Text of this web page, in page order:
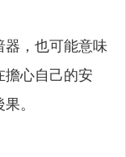
器，也可能意味
擔心自己的安
。